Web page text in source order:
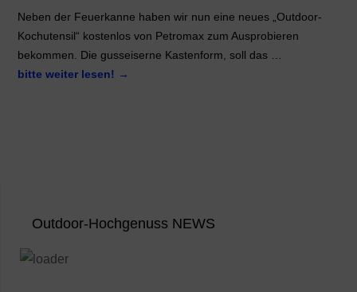
Neben der Feuerkanne haben wir nun eine neues „Outdoor-
Kochutensil“ kostenlos von Petromax zum Ausprobieren
bekommen. Die gusseiserne Kastenform, soll das …
bitte weiter lesen! →
Outdoor-Hochgenuss NEWS